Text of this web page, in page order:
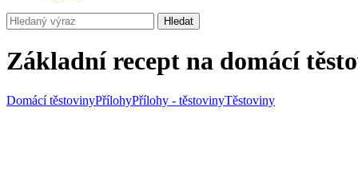
Hledat
Základní recept na domácí
Domácí těstovinyPřílohyPřílohy - těstovinyTěstoviny